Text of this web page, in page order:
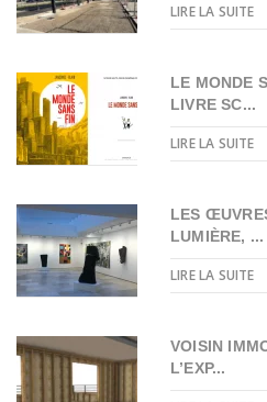
LIRE LA SUITE
LE MONDE
LIVRE SC...
LIRE LA SUITE
LES
LUMIÈRE, ...
LIRE LA SUITE
VOISIN
L’EXP...